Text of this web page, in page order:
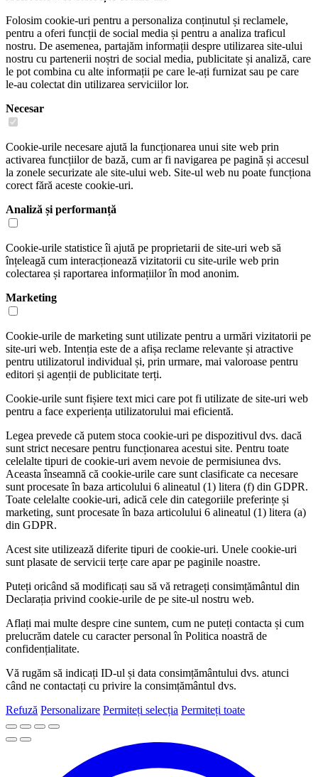
Folosim cookie-uri pentru a personaliza conținutul și reclamele,
pentru a oferi funcții de social media și pentru a analiza traficul
nostru. De asemenea, partajăm informații despre utilizarea site-ului
nostru cu partenerii noștri de social media, publicitate și analiză, care
le pot combina cu alte informații pe care le-ați furnizat sau pe care
le-au colectat din utilizarea serviciilor lor.
Necesar
Cookie-urile necesare ajută la funcționarea unui site web prin
activarea funcțiilor de bază, cum ar fi navigarea pe pagină și accesul
la zonele securizate ale site-ului web. Site-ul web nu poate funcționa
corect fără aceste cookie-uri.
Analiză și performanță
Cookie-urile statistice îi ajută pe proprietarii de site-uri web să
înțeleagă cum interacționează vizitatorii cu site-urile web prin
colectarea și raportarea informațiilor în mod anonim.
Marketing
Cookie-urile de marketing sunt utilizate pentru a urmări vizitatorii pe
site-uri web. Intenția este de a afișa reclame relevante și atractive
pentru utilizatorul individual și, prin urmare, mai valoroase pentru
editori și agenții de publicitate terți.
Cookie-urile sunt fișiere text mici care pot fi utilizate de site-uri web
pentru a face experiența utilizatorului mai eficientă.
Legea prevede că putem stoca cookie-uri pe dispozitivul dvs. dacă
sunt strict necesare pentru funcționarea acestui site. Pentru toate
celelalte tipuri de cookie-uri avem nevoie de permisiunea dvs.
Aceasta înseamnă că cookie-urile care sunt clasificate ca necesare
sunt procesate în baza articolului 6 alineatul (1) litera (f) din GDPR.
Toate celelalte cookie-uri, adică cele din categoriile preferințe și
marketing, sunt procesate în baza articolului 6 alineatul (1) litera (a)
din GDPR.
Acest site utilizează diferite tipuri de cookie-uri. Unele cookie-uri
sunt plasate de servicii terțe care apar pe paginile noastre.
Puteți oricând să modificați sau să vă retrageți consimțământul din
Declarația privind cookie-urile de pe site-ul nostru web.
Aflați mai multe despre cine suntem, cum ne puteți contacta și cum
prelucrăm datele cu caracter personal în Politica noastră de
confidențialitate.
Vă rugăm să indicați ID-ul și data consimțământului dvs. atunci
când ne contactați cu privire la consimțământul dvs.
Refuză Personalizare Permiteți selecția Permiteți toate